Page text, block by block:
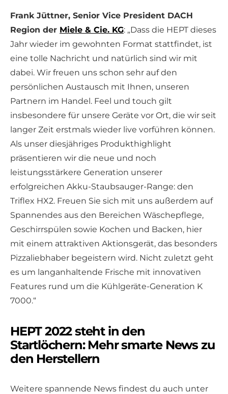
Frank Jüttner, Senior Vice President DACH
Region der Miele & Cie. KG: „Dass die HEPT dieses
Jahr wieder im gewohnten Format stattfindet, ist
eine tolle Nachricht und natürlich sind wir mit
dabei. Wir freuen uns schon sehr auf den
persönlichen Austausch mit Ihnen, unseren
Partnern im Handel. Feel und touch gilt
insbesondere für unsere Geräte vor Ort, die wir seit
langer Zeit erstmals wieder live vorführen können.
Als unser diesjähriges Produkthighlight
präsentieren wir die neue und noch
leistungsstärkere Generation unserer
erfolgreichen Akku-Staubsauger-Range: den
Triflex HX2. Freuen Sie sich mit uns außerdem auf
Spannendes aus den Bereichen Wäschepflege,
Geschirrspülen sowie Kochen und Backen, hier
mit einem attraktiven Aktionsgerät, das besonders
Pizzaliebhaber begeistern wird. Nicht zuletzt geht
es um langanhaltende Frische mit innovativen
Features rund um die Kühlgeräte-Generation K
7000.“
HEPT 2022 steht in den
Startlöchern: Mehr smarte News zu
den Herstellern
Weitere spannende News findest du auch unter